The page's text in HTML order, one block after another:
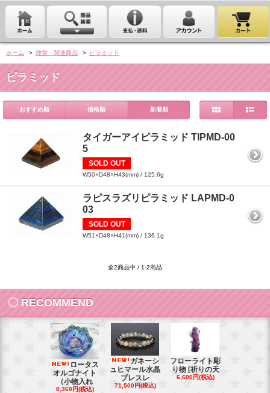
ホーム > 雑貨・関連商品 > ピラミッド
ピラミッド
おすすめ順 価格順 新着順
タイガーアイピラミッド TIPMD-00
5
SOLD OUT
W50×D48×H43(mm) / 125.6g
ラピスラズリピラミッド LAPMD-0
03
SOLD OUT
W51×D48×H41(mm) / 136.1g
全2商品中 / 1-2商品
RECOMMEND
ロータス
オルゴナイト
（小物入れ
8,360円(税込)
ガネーシ
ュヒマール水晶
ブレスレ
71,500円(税込)
フローライト彫
り物 [祈りの天
6,600円(税込)